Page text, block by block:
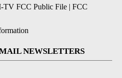
TV FCC Public File | FCC
NEWSLETTERS